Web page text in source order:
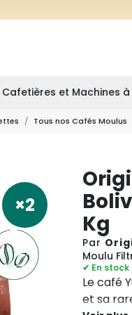
Cafetières et Machines
Tous nos Cafés Moulus
×2
Kg
Par
Moulu
✔ En stock
Le café
et sa